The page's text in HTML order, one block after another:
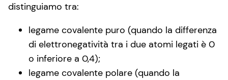
distinguiamo tra:
legame covalente puro (quando la differenza
di elettronegatività tra i due atomi legati è 0
o inferiore a 0,4);
legame covalente polare (quando la